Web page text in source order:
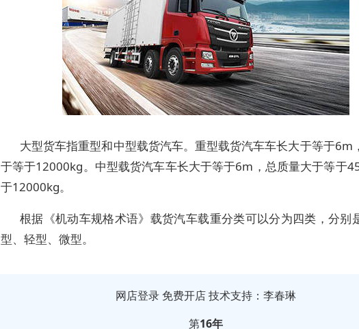
大型货车指重型和中型载货汽车。重型载货汽车车长大于等于6m
于等于12000kg。中型载货汽车车长大于等于6m，总质量大于等于
于12000kg。
根据《机动车规格术语》载货汽车载重分类可以分为四类，分别
型、轻型、微型。
网店登录 免费开店技术支持：李春琳
第16年